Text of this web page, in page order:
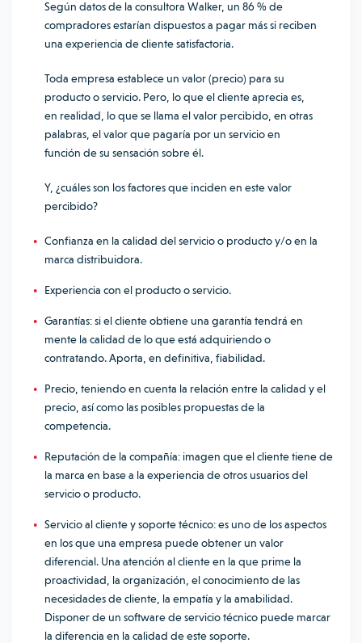
Según datos de la consultora Walker, un 86 % de
compradores estarían dispuestos a pagar más si reciben
una experiencia de clientesatisfactoria.
Toda empresa establece un valor (precio) para su
producto o servicio. Pero, lo que el cliente aprecia es,
en realidad, lo que se llama el valor percibido, en otras
palabras, el valor que pagaría por un servicio en
función de su sensación sobre él.
Y, ¿cuáles son los factores que inciden en este valor
percibido?
Confianza en la calidad del servicio o producto y/o en la
marca distribuidora.
Experiencia con el producto o servicio.
Garantías: si el cliente obtiene una garantía tendrá en
mente la calidad de lo que está adquiriendo o
contratando. Aporta, en definitiva, fiabilidad.
Precio, teniendo en cuenta la relación entre la calidad y el
precio, así como las posibles propuestas de la
competencia.
Reputación de la compañía: imagen que el cliente tiene de
la marca en base a la experiencia de otros usuarios del
servicio o producto.
Servicio al cliente y soporte técnico: es uno de los aspectos
en los que una empresa puede obtener un valor
diferencial. Una atención al cliente en la que prime la
proactividad, la organización, el conocimiento de las
necesidades de cliente, la empatía y la amabilidad.
Disponer de un software de servicio técnico puede marcar
la diferencia en la calidad de este soporte.